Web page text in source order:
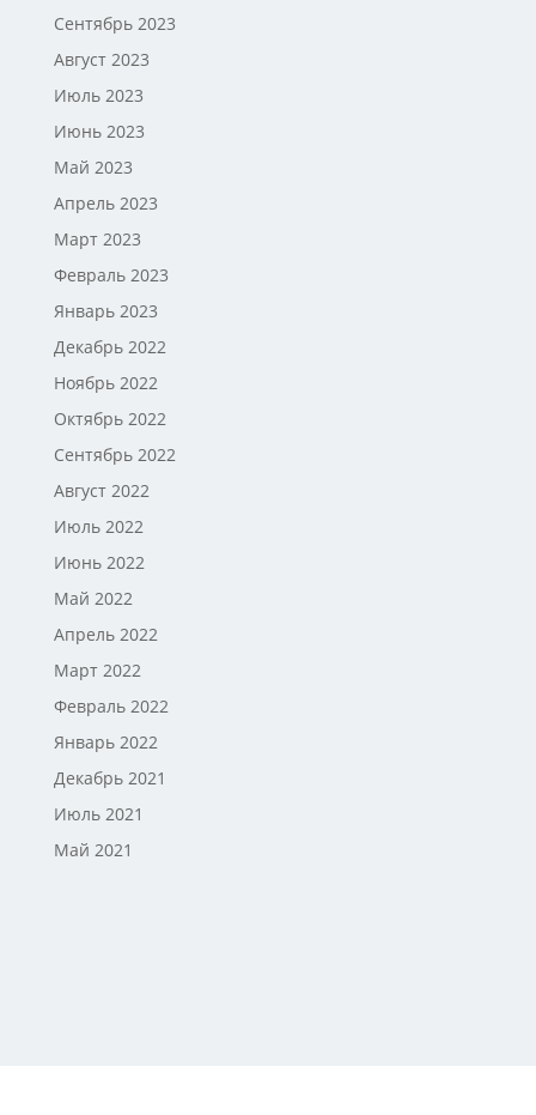
Сентябрь 2023
Август 2023
Июль 2023
Июнь 2023
Май 2023
Апрель 2023
Март 2023
Февраль 2023
Январь 2023
Декабрь 2022
Ноябрь 2022
Октябрь 2022
Сентябрь 2022
Август 2022
Июль 2022
Июнь 2022
Май 2022
Апрель 2022
Март 2022
Февраль 2022
Январь 2022
Декабрь 2021
Июль 2021
Май 2021